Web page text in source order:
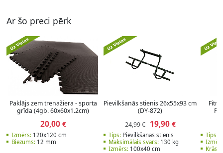
Ar šo preci pērk
Paklājs zem trenažiera - sporta
grīda (4gb. 60x60x1.2cm)
20,00€
Izmērs:120x120 cm
Biezums:12 mm
Pievilkšanās stienis 26x55x93 cm
(DY-872)
24,99 €
19,90€
Tips:Pievilkšanas stienis
Maksimālais svars:130 kg
Izmērs:100x40 cm
Tips:
Krāsa: